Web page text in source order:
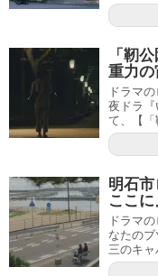
「靭
重力の
ドラマ
夜ドラ
て、【
明石市
ここに
ドラマ
なたの
三のキ